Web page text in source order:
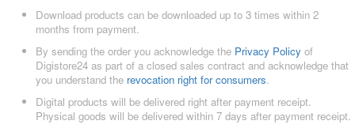
Download products can be downloaded up to 3 times within 2
months from payment.
By sending the order you acknowledge the Privacy Policy of
Digistore24 as part of a closed sales contract and acknowledge that
you understand the revocation right for consumers.
Digital products will be delivered right after payment receipt.
Physical goods will be delivered within 7 days after payment receipt.